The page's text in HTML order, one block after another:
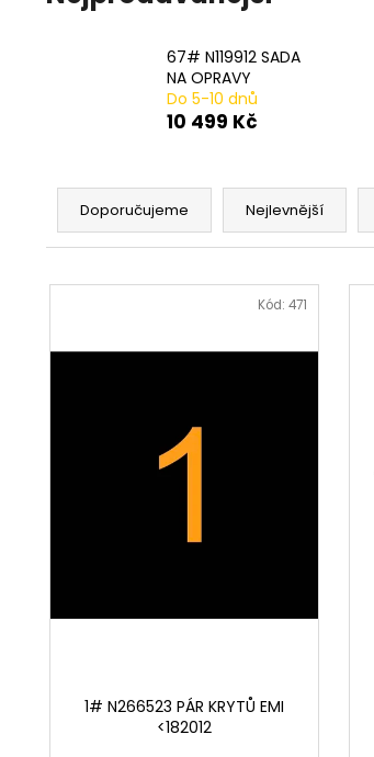
67# N119912 SADA
NA OPRAVY
Do 5-10 dnů
10 499 Kč
Ř
z
p
Doporučujeme Nejlevnější
V
ů
1# N266523 PÁR KRYTŮ EMI
<182012
Kód:471
20# N233943 STLAČENÍ PRUŽINY 2 PER